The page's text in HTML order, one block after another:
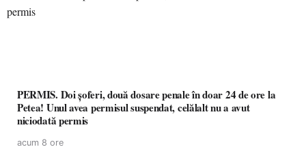
PERMIS. Doi șoferi, două dosare penale în doar 24 de ore la
Petea! Unul avea permisul suspendat, celălalt nu a avut
niciodată permis
acum 8 ore